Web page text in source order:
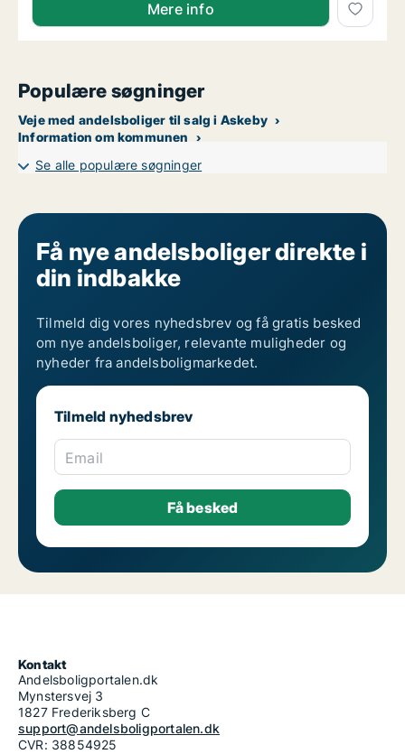
Mere info
Populære søgninger
Veje med andelsboliger til salg i Askeby
Information om kommunen
Se alle populære søgninger
Få nye andelsboliger direkte i
din indbakke
Tilmeld dig vores nyhedsbrev og få gratis besked
om nye andelsboliger, relevante muligheder og
nyheder fra andelsboligmarkedet.
Tilmeld nyhedsbrev
Email
Kontakt
Andelsboligportalen.dk
Mynstersvej 3
1827 Frederiksberg C
support@andelsboligportalen.dk
CVR: 38854925